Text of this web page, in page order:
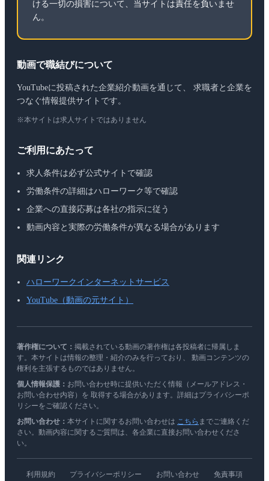
ける一切の損害について、当サイトは責任を負いませ
ん。
動画で職結びについて
YouTubeに投稿された企業紹介動画を通じて、 求職者と企業を
つなぐ情報提供サイトです。
※本サイトは求人サイトではありません
ご利用にあたって
求人条件は必ず公式サイトで確認
労働条件の詳細はハローワーク等で確認
企業への直接応募は各社の指示に従う
動画内容と実際の労働条件が異なる場合があります
関連リンク
ハローワークインターネットサービス
YouTube（動画の元サイト）
著作権について： 掲載されている動画の著作権は各投稿者に帰属しま
す。本サイトは情報の整理・紹介のみを行っており、 動画コンテンツの
権利を主張するものではありません。
個人情報保護： お問い合わせ時に提供いただく情報（メールアドレス・
お問い合わせ内容）を 取得する場合があります。詳細はプライバシーポ
リシーをご確認ください。
お問い合わせ： 本サイトに関するお問い合わせは こちら までご連絡くだ
さい。動画内容に関するご質問は、各企業に直接お問い合わせくださ
い。
利用規約 プライバシーポリシー お問い合わせ 免責事項